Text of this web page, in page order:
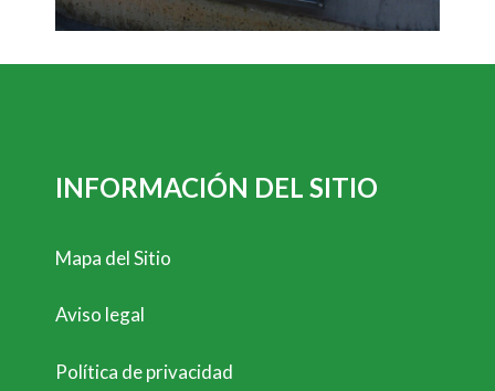
INFORMACIÓN DEL SITIO
Mapa del Sitio
Aviso legal
Política de privacidad